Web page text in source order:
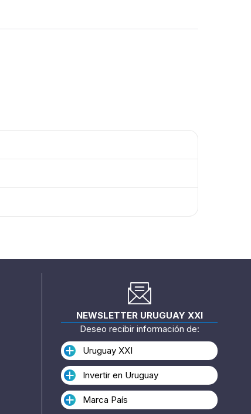
NEWSLETTER URUGUAY XXI
Deseo recibir información de:
Uruguay XXI
Invertir en Uruguay
Marca País